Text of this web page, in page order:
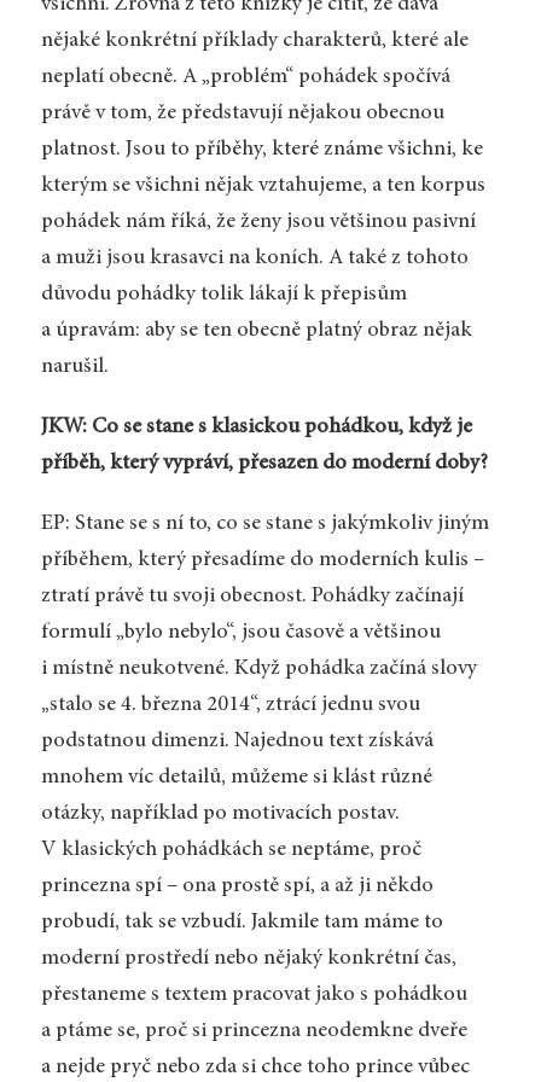
všichni. Zrovna z této knížky je cítit, že dává
nějaké konkrétní příklady charakterů, které ale
neplatí obecně. A „problém“ pohádek spočívá
právě v tom, že představují nějakou obecnou
platnost. Jsou to příběhy, které známe všichni, ke
kterým se všichni nějak vztahujeme, a ten korpus
pohádek nám říká, že ženy jsou většinou pasivní
a muži jsou krasavci na koních. A také z tohoto
důvodu pohádky tolik lákají k přepisům
a úpravám: aby se ten obecně platný obraz nějak
narušil.
JKW: Co se stane s klasickou pohádkou, když je
příběh, který vypráví, přesazen do moderní doby?
EP: Stane se s ní to, co se stane s jakýmkoliv jiným
příběhem, který přesadíme do moderních kulis –
ztratí právě tu svoji obecnost. Pohádky začínají
formulí „bylo nebylo“, jsou časově a většinou
i místně neukotvené. Když pohádka začíná slovy
„stalo se 4. března 2014“, ztrácí jednu svou
podstatnou dimenzi. Najednou text získává
mnohem víc detailů, můžeme si klást různé
otázky, například po motivacích postav.
V klasických pohádkách se neptáme, proč
princezna spí – ona prostě spí, a až ji někdo
probudí, tak se vzbudí. Jakmile tam máme to
moderní prostředí nebo nějaký konkrétní čas,
přestaneme s textem pracovat jako s pohádkou
a ptáme se, proč si princezna neodemkne dveře
a nejde pryč nebo zda si chce toho prince vůbec